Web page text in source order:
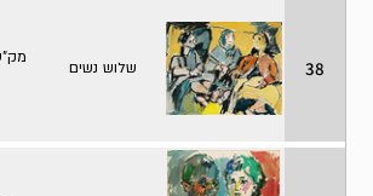
38 שלוש נשים